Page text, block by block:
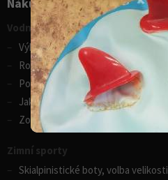
Vodní sporty
Výběr pádla na paddleboard
Rozdíly v paddleboardech
Porovnání kánoí Gumotex
Jak vybrat kajak
Zobrazit vše
Zimní sporty
Skialpinistické boty, volba velikosti